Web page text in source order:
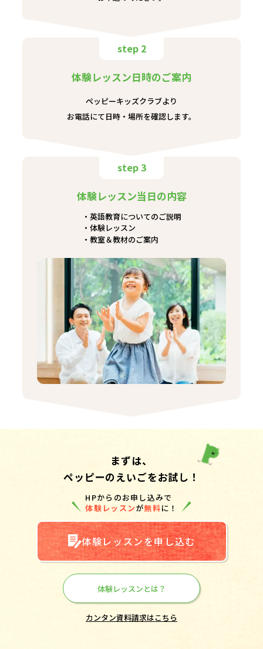
step 2
体験レッスン日時のご案内
ペッピーキッズクラブより
お電話にて日時・場所を確認します。
step 3
体験レッスン当日の内容
英語教育についてのご説明
体験レッスン
教室＆教材のご案内
まずは、
ペッピーのえいごをお試し！
HPからのお申し込みで
体験レッスンが無料に！
体験レッスンを申し込む
体験レッスンとは？
カンタン資料請求はこちら